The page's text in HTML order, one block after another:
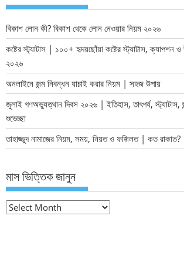
বিকাশ লোন কী? বিকাশ থেকে লোন নেওয়ার নিয়ম ২০২৬
কষ্টের স্ট্যাটাস | ১০০+ হৃদয়ছোঁয়া কষ্টের স্ট্যাটাস, ক্যাপশন
২০২৬
অনলাইনে জন্ম নিবন্ধন যাচাই করার নিয়ম | সহজ উপায়
জুলাই গণঅভ্যুত্থান দিবস ২০২৬ | ইতিহাস, তাৎপর্য, স্ট্যাটাস,
শুভেচ্ছা
তাহাজ্জুদ নামাজের নিয়ম, সময়, নিয়ত ও ফজিলত | কত রাকাত?
মাস ভিত্তিক জানুন
মাস